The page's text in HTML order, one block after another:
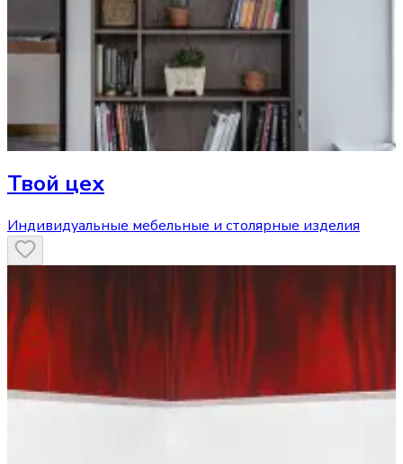
Твой цех
Индивидуальные мебельные и столярные изделия